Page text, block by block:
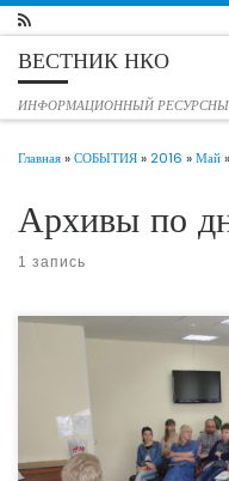
Перейти к содержимому
ВЕСТНИК НКО
ИНФОРМАЦИОННЫЙ
Главная»СОБЫТИЯ»2016 »Май»
Архивы по
1 запись
Семинар «Интенсивная
приказом Министерства